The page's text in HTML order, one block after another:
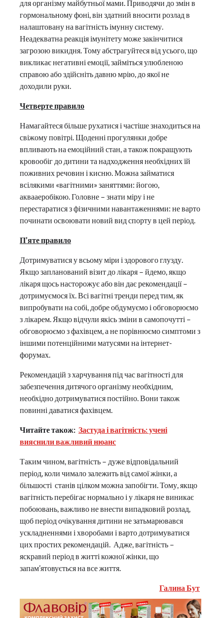
для організму майбутньої мами. Приводячи до змін в
гормональному фоні, він здатний вносити розлад в
налаштовану на вагітність імунну систему.
Неадекватна реакція імунітету може закінчитися
загрозою викидня. Тому абстрагуйтеся від усього, що
викликає негативні емоції, займіться улюбленою
справою або здійсніть давню мрію, до якої не
доходили руки.
Четверте правило
Намагайтеся більше рухатися і частіше знаходиться на
свіжому повітрі. Щоденні прогулянки добре
впливають на емоційний стан, а також покращують
кровообіг до дитини та надходження необхідних їй
поживних речовин і кисню. Можна займатися
всілякими «вагітними» заняттями: йогою,
аквааеробікою. Головне – знати міру і не
перестаратися з фізичними навантаженнями: не варто
починати освоювати новий вид спорту в цей період.
П’яте правило
Дотримуватися у всьому міри і здорового глузду.
Якщо запланований візит до лікаря – йдемо, якщо
лікаря щось насторожує або він дає рекомендації –
дотримуємося їх. Всі вагітні тренди перед тим, як
випробувати на собі, добре обдумуємо і обговорюємо
з лікарем. Якщо відчули якісь зміни в самопочутті –
обговорюємо з фахівцем, а не порівнюємо симптоми з
іншими потенційними матусями на інтернет-
форумах.
Рекомендацій з харчування під час вагітності для
забезпечення дитячого організму необхідним,
необхідно дотримуватися постійно. Вони також
повинні даватися фахівцем.
Читайте також: Застуда і вагітність: учені
вияснили важливий нюанс
Таким чином, вагітність – дуже відповідальний
період, коли чимало залежить від самої жінки, а
більшості станів цілком можна запобігти. Тому, якщо
вагітність перебігає нормально і у лікаря не виникає
побоювань, важливо не внести випадковий розлад,
щоб період очікування дитини не затьмарювався
ускладненнями і хворобами і варто дотримуватися
цих простих рекомендацій. Адже, вагітність –
яскравий період в житті кожної жінки, що
запам’ятовується на все життя.
Галина Бут